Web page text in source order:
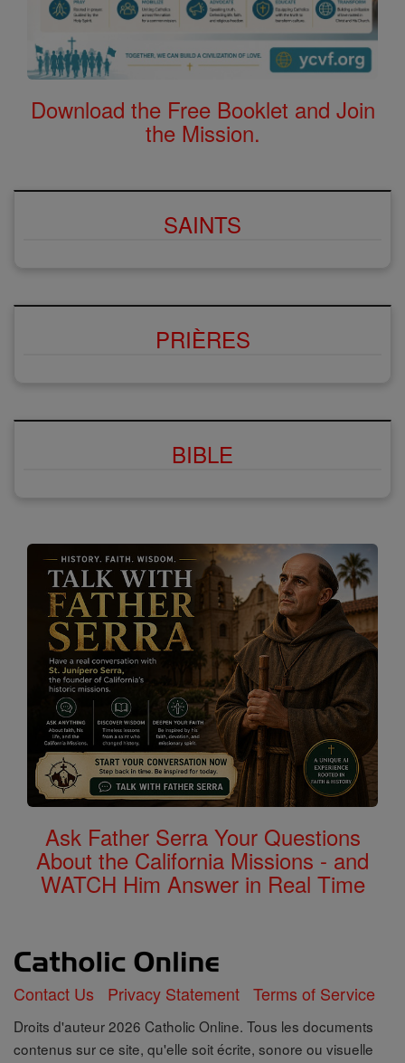
Download the Free Booklet and Join
the Mission.
SAINTS
PRIÈRES
BIBLE
Ask Father Serra Your Questions
About the California Missions - and
WATCH Him Answer in Real Time
Contact Us Privacy Statement Terms of Service
Droits d'auteur 2026 Catholic Online. Tous les documents
contenus sur ce site, qu'elle soit écrite, sonore ou visuelle